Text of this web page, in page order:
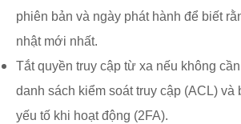
phiên bản và ngày phát hành để biết
nhật mới nhất.
Tắt quyền truy cập từ xa nếu không
danh sách kiểm soát truy cập (ACL) và
yếu tố khi hoạt động (2FA).